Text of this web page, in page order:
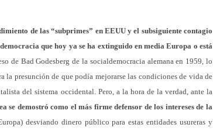
de las “subprimes” en EEUU y el subsiguiente contagio
que hoy ya se ha extinguido en media Europa o está
de Bad Godesberg de la socialdemocracia alemana en 1959, lo
la presunción de que podía mejorarse las condiciones de vida de
del sistema occidental. Pero, a la hora de la verdad, ante la
se demostró como el más firme defensor de los intereses de la
desviando dinero público para estas entidades usureras y